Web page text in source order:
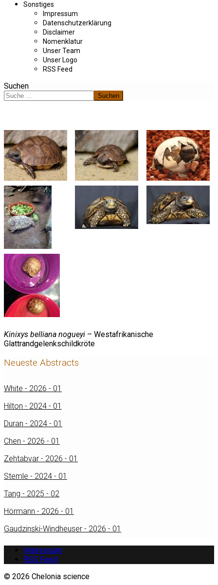
Sonstiges
Impressum
Datenschutzerklärung
Disclaimer
Nomenklatur
Unser Team
Unser Logo
RSS Feed
Suchen
Suchen
Kinixys belliana nogueyi – Westafrikanische
Glattrandgelenkschildkröte
Neueste Abstracts
White - 2026 - 01
Hilton - 2024 - 01
Duran - 2024 - 01
Chen - 2026 - 01
Zehtabvar - 2026 - 01
Stemle - 2024 - 01
Tang - 2025 - 02
Hörmann - 2026 - 01
Gaudzinski-Windheuser - 2026 - 01
Impressum
RSS Feed
© 2026 Chelonia science